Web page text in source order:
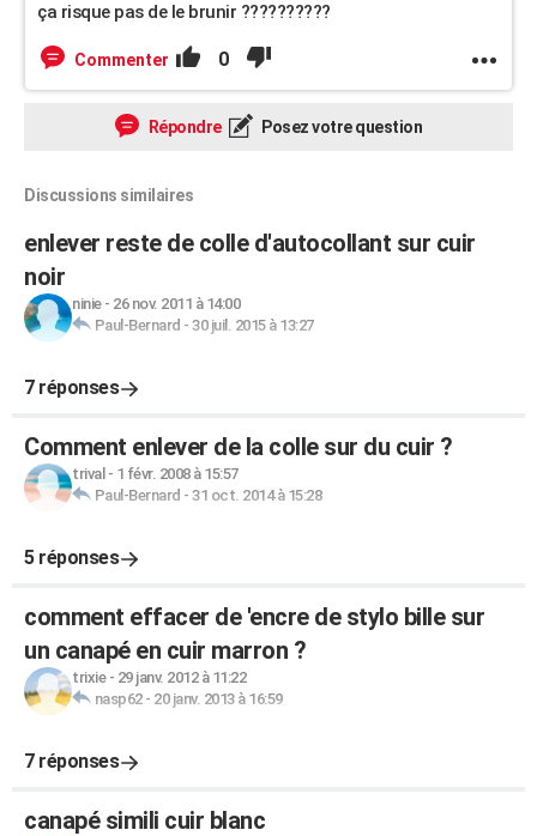
ça risque pas de le brunir ??????????
Commenter 0
Répondre Posez votre question
Discussions similaires
enlever reste de colle d'autocollant sur cuir
noir
ninie- 26 nov. 2011 à 14:00
Paul-Bernard - 30 juil. 2015 à 13:27
7 réponses
Comment enlever de la colle sur du cuir ?
trival - 1 févr. 2008 à 15:57
Paul-Bernard - 31 oct. 2014 à 15:28
5 réponses
comment effacer de 'encre de stylo bille sur
un canapé en cuir marron ?
trixie- 29 janv. 2012 à 11:22
nasp62- 20 janv. 2013 à 16:59
7 réponses
canapé simili cuir blanc